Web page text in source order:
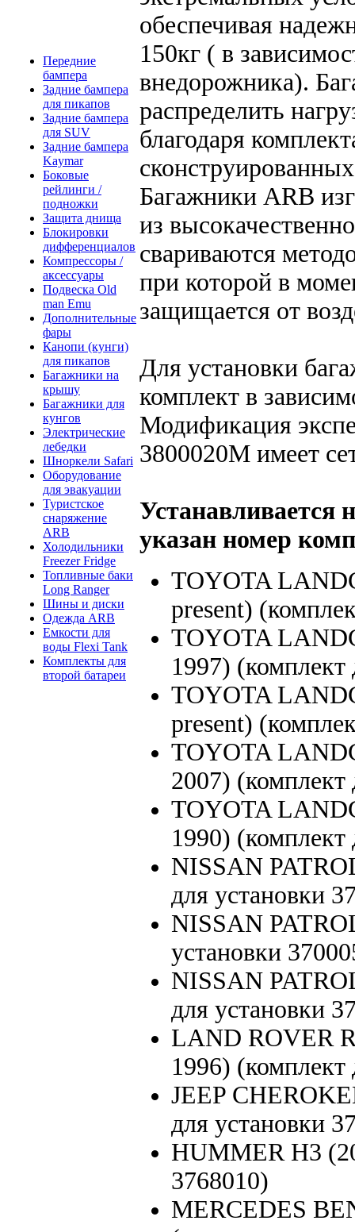
Передние
бампера
Задние бампера
для пикапов
Задние бампера
для SUV
Задние бампера
Kaymar
Боковые
рейлинги /
подножки
Защита днища
Блокировки
дифференциалов
Компрессоры /
аксессуары
Подвеска Old
man Emu
Дополнительные
фары
Канопи (кунги)
для пикапов
Багажники на
крышу
Багажники для
кунгов
Электрические
лебедки
Шноркели Safari
Оборудование
для эвакуации
Туристское
снаряжение
ARB
Холодильники
Freezer Fridge
Топливные баки
Long Ranger
Шины и диски
Одежда ARB
Емкости для
воды Flexi Tank
Комплекты для
второй батареи
обеспечивая
150кг ( в
внедорожника).
распределить
благодаря
Багажники ARB
из
свариваются
при которой в
защищается от
Для установки
комплект в
Модификация
3800020M имеет
Устанавливается
указан номер
TOYOTA
present)
TOYOTA
1997) (комплект
TOYOTA
present)
TOYOTA
2007) (комплект
TOYOTA
1990) (комплект
NISSAN
для установки
NISSAN
установки
NISSAN
для установки
LAND ROVER
1996) (комплект
JEEP
для установки
HUMMER H3
3768010)
MERCEDES